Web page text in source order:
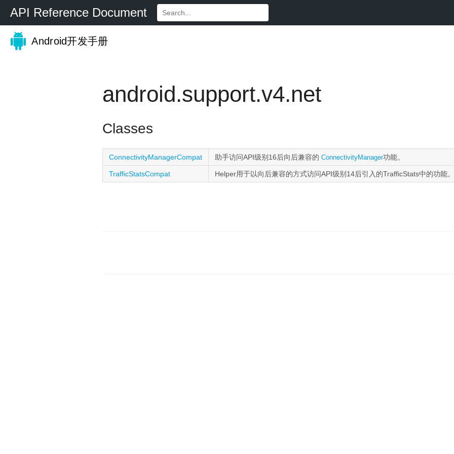
API Reference Document
Android开发手册
android.support.v4.net
Classes
ConnectivityManagerCompat 助手访问API级别16后向后兼容的 ConnectivityManager功能。
TrafficStatsCompat Helper用于以向后兼容的方式访问API级别14后引入的TrafficStats中的功能。